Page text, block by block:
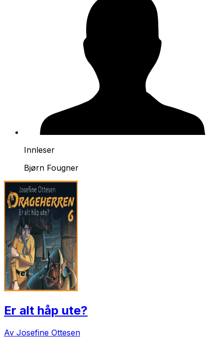
Innleser
Bjørn Fougner
Er alt håp ute?
Av Josefine Ottesen